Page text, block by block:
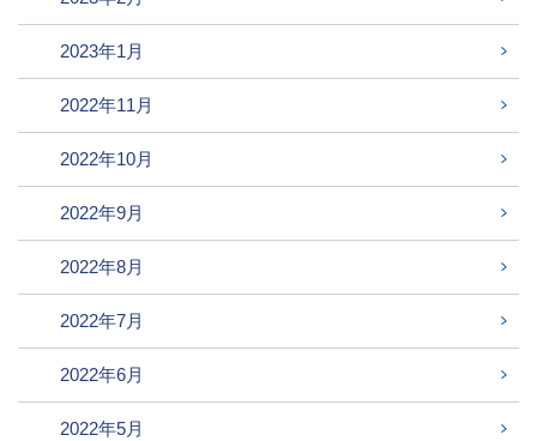
2023年1月
2022年11月
2022年10月
2022年9月
2022年8月
2022年7月
2022年6月
2022年5月